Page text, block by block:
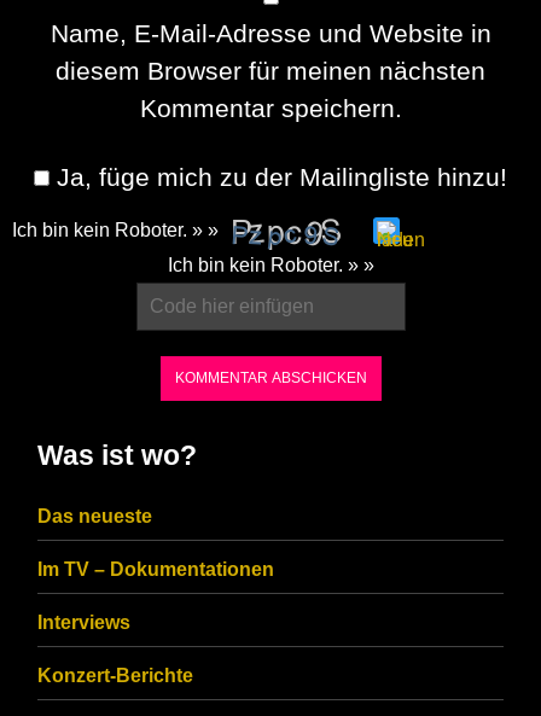
Name, E-Mail-Adresse und Website in
diesem Browser für meinen nächsten
Kommentar speichern.
Ja, füge mich zu der Mailingliste hinzu!
Ich bin kein Roboter. » »
CAPTCHA
ensure
that
you
are
Ich bin kein Roboter. » »
Was ist wo?
Das neueste
Im TV – Dokumentationen
Interviews
Konzert-Berichte